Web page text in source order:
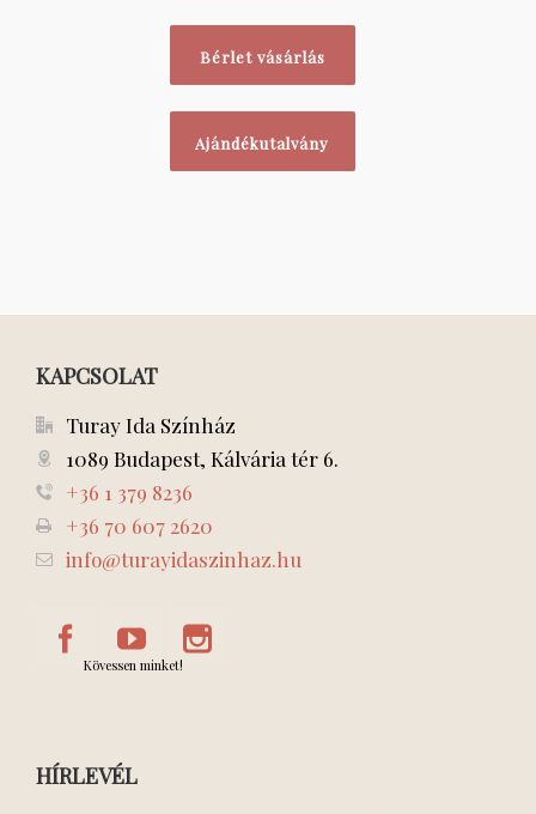
Bérlet vásárlás
Ajándékutalvány
KAPCSOLAT
Turay Ida Színház
1089 Budapest, Kálvária tér 6.
+36 1 379 8236
+36 70 607 2620
info@turayidaszinhaz.hu
Kövessen minket!
HÍRLEVÉL